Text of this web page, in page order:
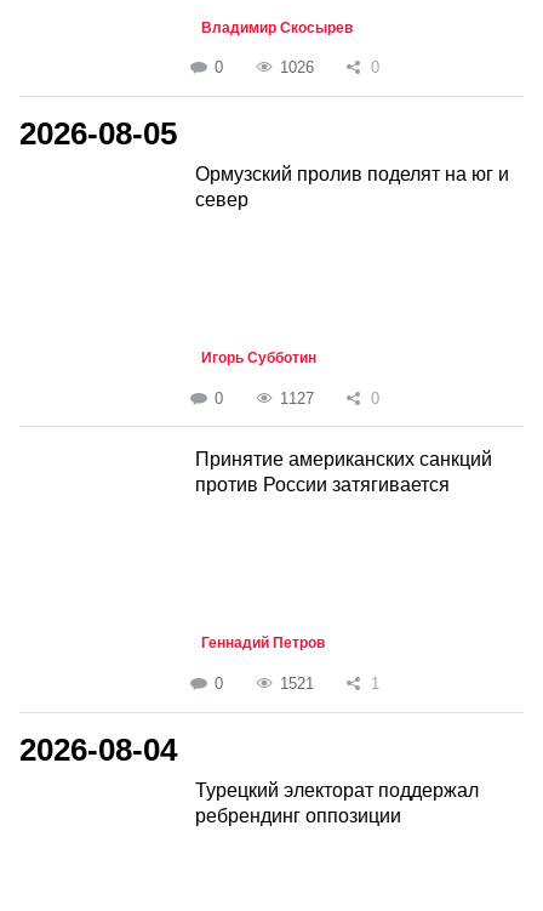
Владимир Скосырев
0 1026 0
2026-08-05
Ормузский пролив поделят на юг и
север
Игорь Субботин
0 1127 0
Принятие американских санкций
против России затягивается
Геннадий Петров
0 1521 1
2026-08-04
Турецкий электорат поддержал
ребрендинг оппозиции